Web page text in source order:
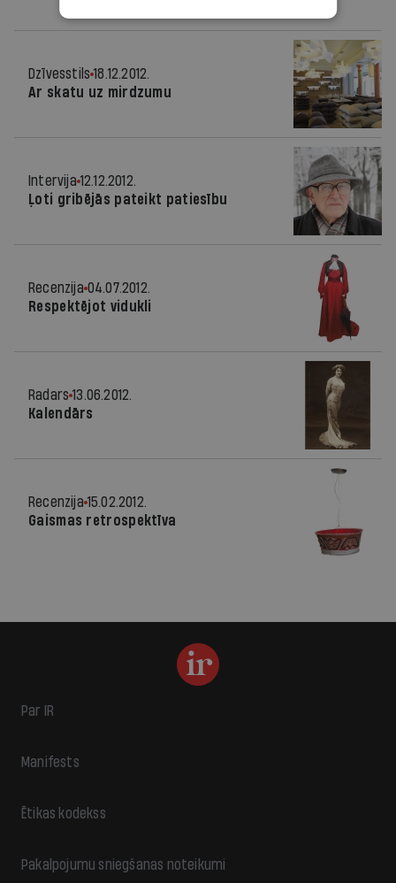
Dzīvesstils 18.12.2012.
Ar skatu uz mirdzumu
Intervija 12.12.2012.
Ļoti gribējās pateikt patiesību
Recenzija 04.07.2012.
Respektējot vidukli
Radars 13.06.2012.
Kalendārs
Recenzija 15.02.2012.
Gaismas retrospektīva
Par IR
Manifests
Ētikas kodekss
Pakalpojumu sniegšanas noteikumi